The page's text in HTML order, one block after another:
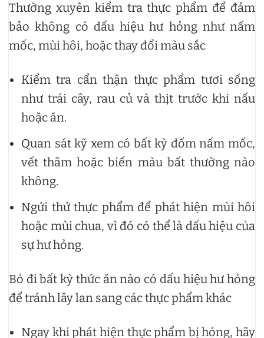
Thường xuyên kiểm tra thực phẩm để đảm
bảo không có dấu hiệu hư hỏng như nấm
mốc, mùi hôi, hoặc thay đổi màu sắc
Kiểm tra cẩn thận thực phẩm tươi sống
như trái cây, rau củ và thịt trước khi nấu
hoặc ăn.
Quan sát kỹ xem có bất kỳ đốm nấm mốc,
vết thâm hoặc biến màu bất thường nào
không.
Ngửi thử thực phẩm để phát hiện mùi hôi
hoặc mùi chua, vì đó có thể là dấu hiệu của
sự hư hỏng.
Bỏ đi bất kỳ thức ăn nào có dấu hiệu hư hỏng
để tránh lây lan sang các thực phẩm khác
Ngay khi phát hiện thực phẩm bị hỏng, hãy